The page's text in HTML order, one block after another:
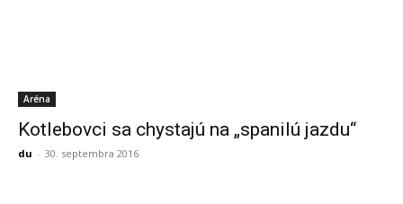
Aréna
Kotlebovci sa chystajú na „spanilú jazdu“
du - 30. septembra 2016